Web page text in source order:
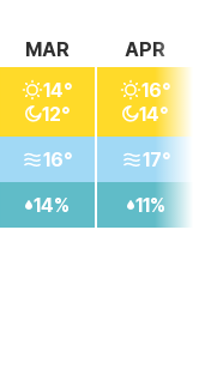
MAR
14°
12°
16°
14%
APR
16°
14°
17°
11%